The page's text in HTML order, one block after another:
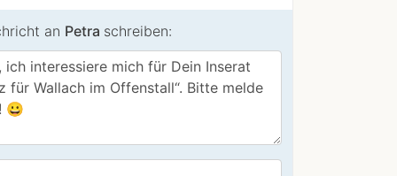
an Petra schreiben: